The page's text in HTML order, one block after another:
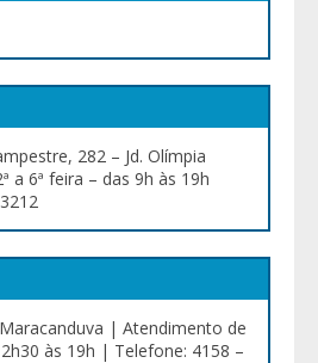
282 – Jd. Olímpia
a 6ª feira – das 9h às 19h
| Atendimento de
às 19h | Telefone: 4158 –